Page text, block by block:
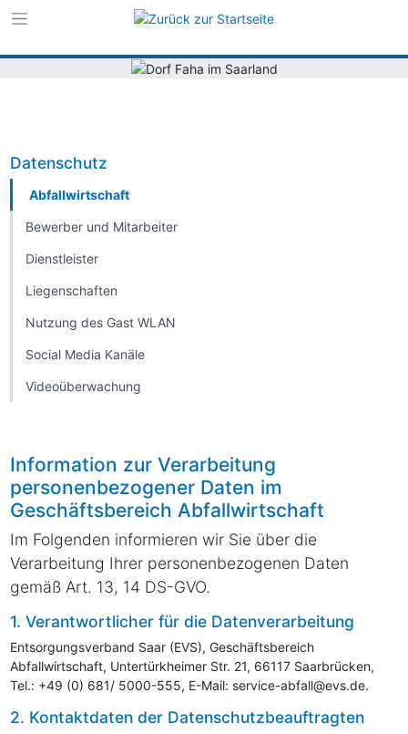
Zur Navigation
Zum Inhalt
Datenschutz
Abfallwirtschaft
Bewerber und Mitarbeiter
Dienstleister
Liegenschaften
Nutzung des Gast WLAN
Social Media Kanäle
Videoüberwachung
Information zur Verarbeitung
personenbezogener Daten im
Geschäftsbereich Abfallwirtschaft
Im Folgenden informieren wir Sie über die
Verarbeitung Ihrer personenbezogenen Daten
gemäß Art. 13, 14 DS-GVO.
1. Verantwortlicher für die Datenverarbeitung
Entsorgungsverband Saar (EVS), Geschäftsbereich
Abfallwirtschaft, Untertürkheimer Str. 21, 66117 Saarbrücken,
Tel.: +49 (0) 681/ 5000-555, E-Mail: service-abfall@evs.de.
2. Kontaktdaten der Datenschutzbeauftragten